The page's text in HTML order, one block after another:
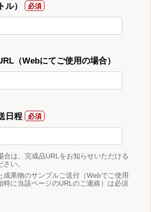
ル）
（Webにてご使用の場合）
日程
合は、完成品URLをお知らせいただける
い。
果物のサンプルご送付（Webでご使用
時に当該ページのURLのご連絡）は必須